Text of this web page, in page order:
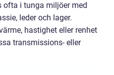
ofta i tunga miljöer med
leder och lager.
hastighet eller renhet
transmissions- eller